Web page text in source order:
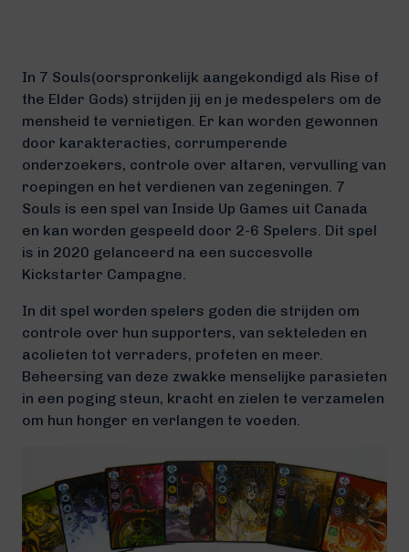
In 7 Souls(oorspronkelijk aangekondigd als Rise of
the Elder Gods) strijden jij en je medespelers om de
mensheid te vernietigen. Er kan worden gewonnen
door karakteracties, corrumperende
onderzoekers, controle over altaren, vervulling van
roepingen en het verdienen van zegeningen. 7
Souls is een spel van Inside Up Games uit Canada
en kan worden gespeeld door 2-6 Spelers. Dit spel
is in 2020 gelanceerd na een succesvolle
Kickstarter Campagne.
In dit spel worden spelers goden die strijden om
controle over hun supporters, van sekteleden en
acolieten tot verraders, profeten en meer.
Beheersing van deze zwakke menselijke parasieten
in een poging steun, kracht en zielen te verzamelen
om hun honger en verlangen te voeden.